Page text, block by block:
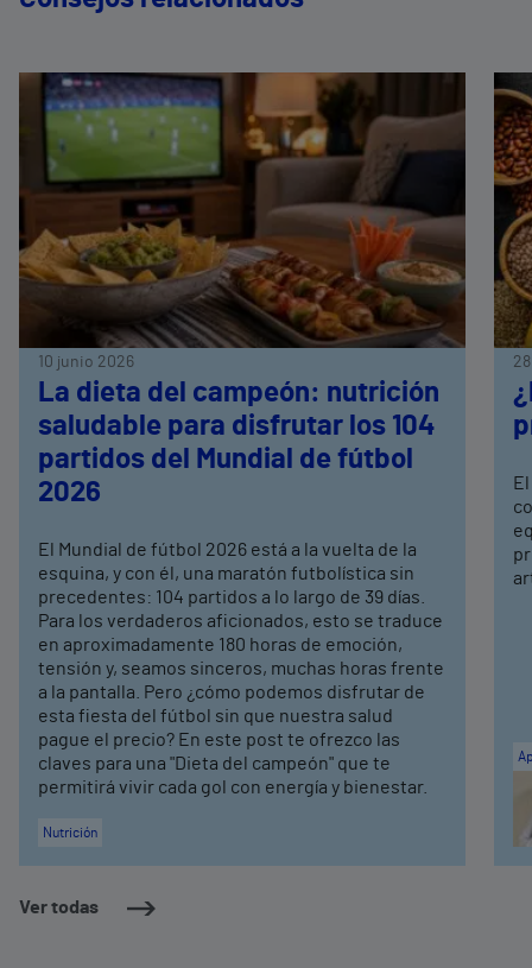
Ver todas
10 junio 2026
La dieta del campeón: nutrición
saludable para disfrutar los 104
partidos del Mundial de fútbol
2026
El Mundial de fútbol 2026 está a la vuelta de la
esquina, y con él, una maratón futbolística sin
precedentes: 104 partidos a lo largo de 39 días.
Para los verdaderos aficionados, esto se traduce
en aproximadamente 180 horas de emoción,
tensión y, seamos sinceros, muchas horas frente
a la pantalla. Pero ¿cómo podemos disfrutar de
esta fiesta del fútbol sin que nuestra salud
pague el precio? En este post te ofrezco las
claves para una "Dieta del campeón" que te
permitirá vivir cada gol con energía y bienestar.
Nutrición